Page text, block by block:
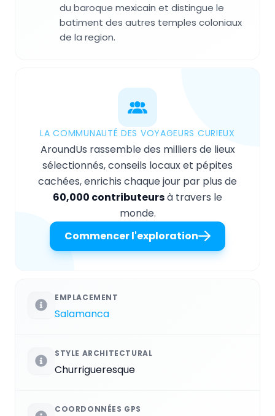
du baroque mexicain et distingue le
batiment des autres temples coloniaux
de la region.
LA COMMUNAUTÉ DES VOYAGEURS CURIEUX
AroundUs rassemble des milliers de lieux
sélectionnés, conseils locaux et pépites
cachées, enrichis chaque jour par plus de
60,000 contributeursà travers le
monde.
Commencer l'exploration
EMPLACEMENT
Salamanca
STYLE ARCHITECTURAL
Churrigueresque
COORDONNÉES GPS